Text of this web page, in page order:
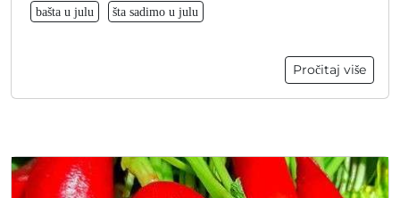
bašta u julu šta sadimo u julu
Pročitaj više